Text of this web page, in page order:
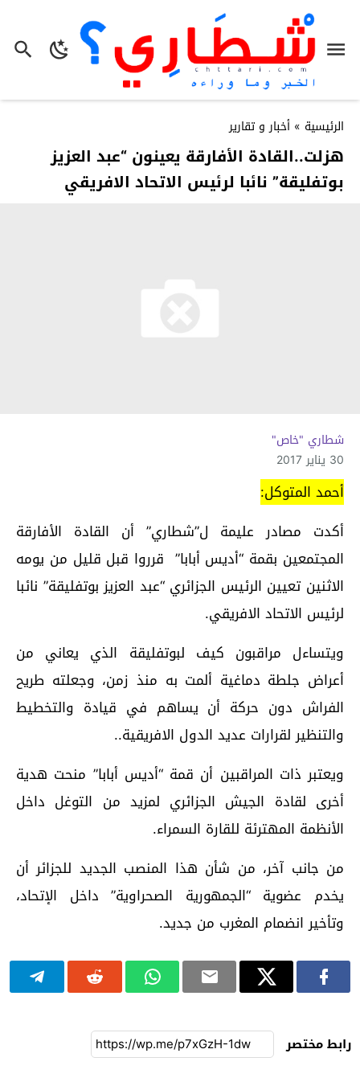
الرئيسية » أخبار و تقارير
هزلت..القادة الأفارقة يعينون “عبد العزيز
بوتفليقة” نائبا لرئيس الاتحاد الافريقي
شطاري "خاص"
30 يناير 2017
أحمد المتوكل:
أكدت مصادر عليمة ل”شطاري” أن القادة الأفارقة
المجتمعين بقمة “أديس أبابا” قرروا قبل قليل من يومه
الاثنين تعيين الرئيس الجزائري “عبد العزيز بوتفليقة” نائبا
لرئيس الاتحاد الافريقي.
ويتساءل مراقبون كيف لبوتفليقة الذي يعاني من
أعراض جلطة دماغية ألمت به منذ زمن، وجعلته طريح
الفراش دون حركة أن يساهم في قيادة والتخطيط
والتنظير لقرارات عديد الدول الافريقية..
ويعتبر ذات المراقبين أن قمة “أديس أبابا” منحت هدية
أخرى لقادة الجيش الجزائري لمزيد من التوغل داخل
الأنظمة المهترئة للقارة السمراء.
من جانب آخر، من شأن هذا المنصب الجديد للجزائر أن
يخدم عضوية “الجمهورية الصحراوية” داخل الإتحاد،
وتأخير انضمام المغرب من جديد.
رابط مختصر